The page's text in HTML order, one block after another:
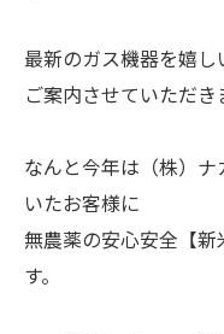
最新のガス機器を嬉し
ご案内させていただき
なんと今年は（株）
いたお客様に
無農薬の安心安全【新
す。